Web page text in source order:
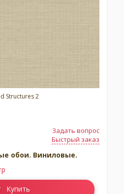
Structures 2
Задать вопрос
Быстрый заказ
обои. Виниловые.
Купить